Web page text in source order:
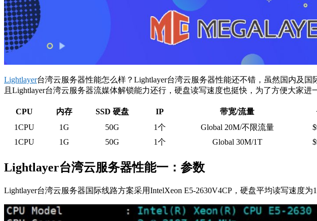
Lightlayer台湾云服务器性能怎么样？Lightlayer台湾云服务器性能还不错，虽然国内及
且Lightlayer台湾云服务器流媒体解锁能力还行，硬盘读写速度也挺快，为了方便大家
CPU 内存 SSD 硬盘 IP 带宽/流量
1CPU
1G 50G 1个 Global 20M/不限流量
1CPU
1G 50G 1个 Global 30M/1T
Lightlayer台湾云服务器性能一：参数
Lightlayer台湾云服务器国际线路方案采用IntelXeon E5-2630V4CP，硬盘平均读写速度为